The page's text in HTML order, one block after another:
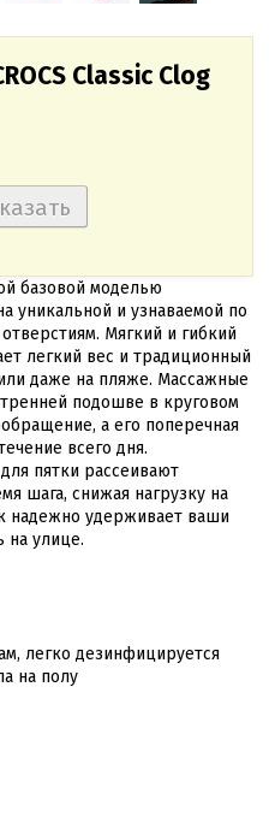
Classic Clog
базовой моделью
уникальной и узнаваемой по
Мягкий и гибкий
легкий вес и традиционный
даже на пляже. Массажные
подошве в круговом
а его поперечная
всего дня.
пятки рассеивают
шага, снижая нагрузку на
надежно удерживает ваши
на улице.
легко дезинфицируется
на полу